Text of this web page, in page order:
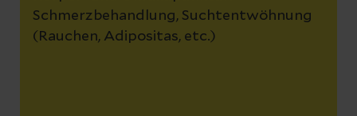
Schmerzbehandlung, Suchtentwöhnung
(Rauchen, Adipositas, etc.)